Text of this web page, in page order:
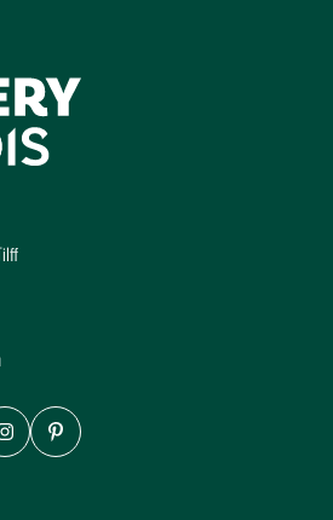
Instagram
Pinterest